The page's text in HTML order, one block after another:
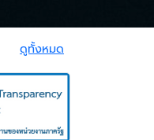
ดูทั้งหมด